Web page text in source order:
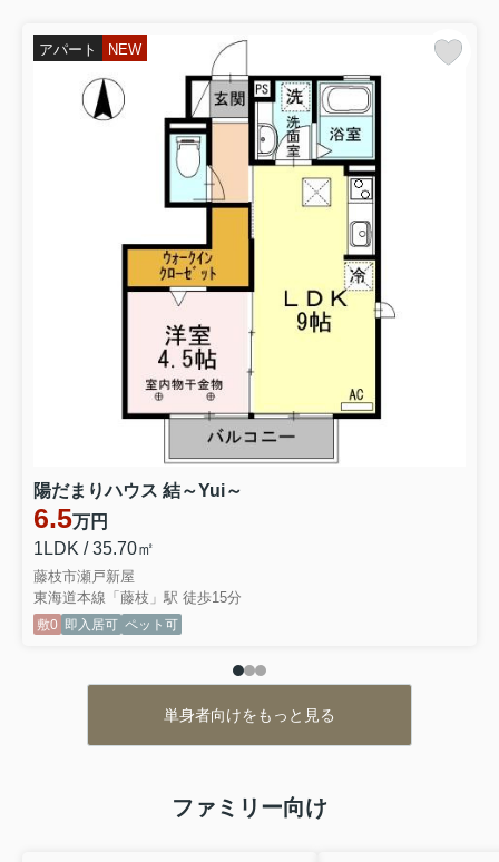
アパート NEW
陽だまりハウス 結～Yui～
6.5万円
1LDK / 35.70㎡
藤枝市瀬戸新屋
東海道本線「藤枝」駅 徒歩15分
敷0 即入居可 ペット可
単身者向けをもっと見る
ファミリー向け